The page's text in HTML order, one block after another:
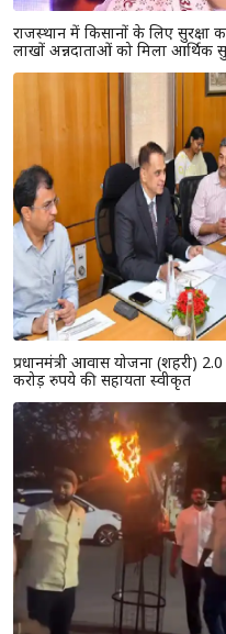
राजस्थान में किसानों के लिए सुरक्षा
लाखों अन्नदाताओं को मिला आर्थिक
प्रधानमंत्री आवास योजना (शहरी)
करोड़ रुपये की सहायता स्वीकृत